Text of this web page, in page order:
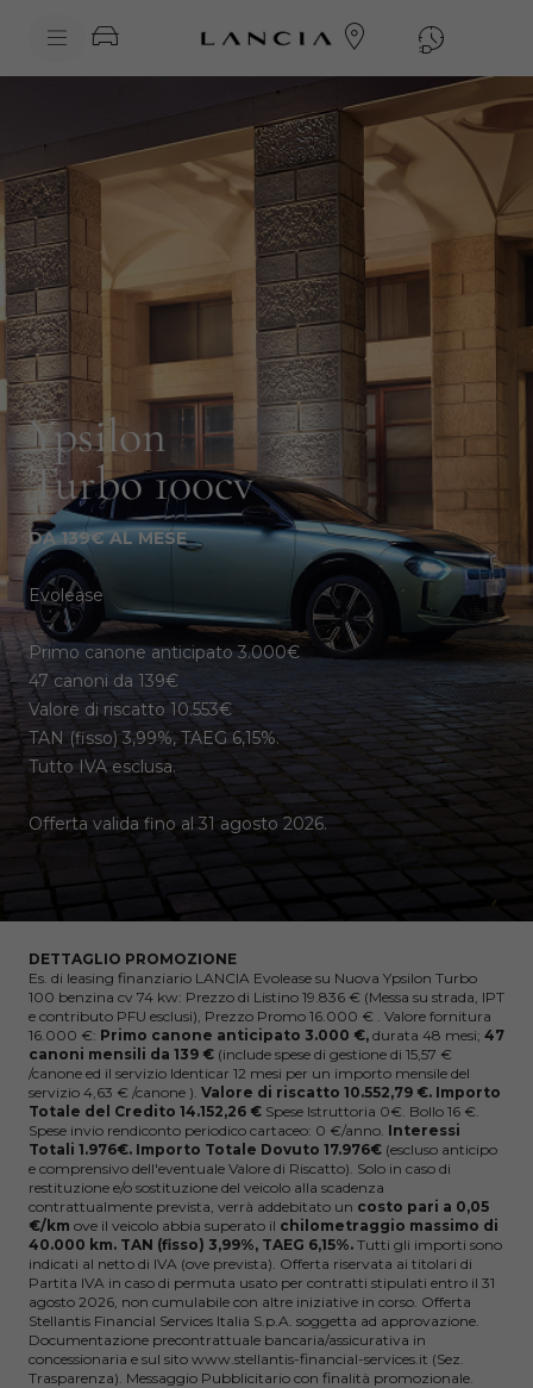
Ypsilon
Turbo 100cv
DA 139€ AL MESE
Evolease
Primo canone anticipato 3.000€
47 canoni da 139€
Valore di riscatto 10.553€
TAN (fisso) 3,99%, TAEG 6,15%.
Tutto IVA esclusa.
Offerta valida fino al 31 agosto 2026.
DETTAGLIO PROMOZIONE
Es. di leasing finanziario LANCIA Evolease su Nuova Ypsilon Turbo
100 benzina cv 74 kw: Prezzo di Listino 19.836 € (Messa su strada, IPT
e contributo PFU esclusi), Prezzo Promo 16.000 € . Valore fornitura
16.000 €: Primo canone anticipato 3.000 €, durata 48 mesi; 47
canoni mensili da 139 € (include spese di gestione di 15,57 €
/canone ed il servizio Identicar 12 mesi per un importo mensile del
servizio 4,63 € /canone ). Valore di riscatto 10.552,79 €. Importo
Totale del Credito 14.152,26 € Spese Istruttoria 0€. Bollo 16 €.
Spese invio rendiconto periodico cartaceo: 0 €/anno. Interessi
Totali 1.976€. Importo Totale Dovuto 17.976€ (escluso anticipo
e comprensivo dell'eventuale Valore di Riscatto). Solo in caso di
restituzione e/o sostituzione del veicolo alla scadenza
contrattualmente prevista, verrà addebitato un costo pari a 0,05
€/km ove il veicolo abbia superato il chilometraggio massimo di
40.000 km. TAN (fisso) 3,99%, TAEG 6,15%. Tutti gli importi sono
indicati al netto di IVA (ove prevista). Offerta riservata ai titolari di
Partita IVA in caso di permuta usato per contratti stipulati entro il 31
agosto 2026, non cumulabile con altre iniziative in corso. Offerta
Stellantis Financial Services Italia S.p.A. soggetta ad approvazione.
Documentazione precontrattuale bancaria/assicurativa in
concessionaria e sul sito www.stellantis-financial-services.it (Sez.
Trasparenza). Messaggio Pubblicitario con finalità promozionale.